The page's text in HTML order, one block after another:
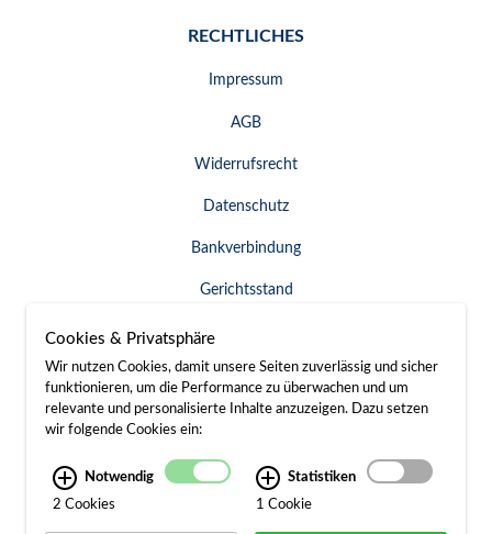
RECHTLICHES
Impressum
AGB
Widerrufsrecht
Datenschutz
Bankverbindung
Gerichtsstand
Widerruf erklären
SERVICE & KONTAKT
Besuch / Anfahrt
Kontakt
Cookies & Privatsphäre
Wir nutzen Cookies, damit unsere Seiten zuverlässig und sicher
funktionieren, um die Performance zu überwachen und um
relevante und personalisierte Inhalte anzuzeigen. Dazu setzen
wir folgende Cookies ein:
Notwendig
2 Cookies
Statistiken
1 Cookie